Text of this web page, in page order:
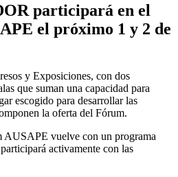
participará en el
el próximo 1 y 2 de
y Exposiciones, con dos
que suman una capacidad para
escogido para desarrollar las
la oferta del Fórum.
vuelve con un programa
activamente con las